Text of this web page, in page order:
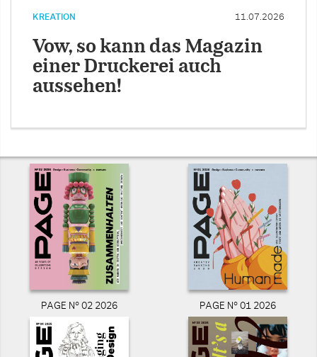
KREATION 11.07.2026
Vow, so kann das Magazin
einer Druckerei auch
aussehen!
PAGE N° 02 2026 PAGE N° 01 2026